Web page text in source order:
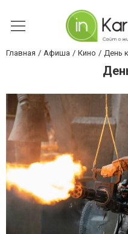
Главная Афиша Кино День